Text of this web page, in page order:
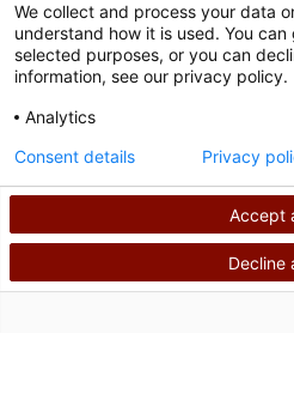
©2026 Shriners
RUFEN SIE UNS AN
We collect and process your data
understand how it is used. You
selected purposes, or you can
information, see our privacy policy.
Analytics
Accept
Decline
Consent details Privacy